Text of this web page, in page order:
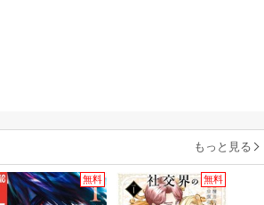
もっと見る
無料 無料